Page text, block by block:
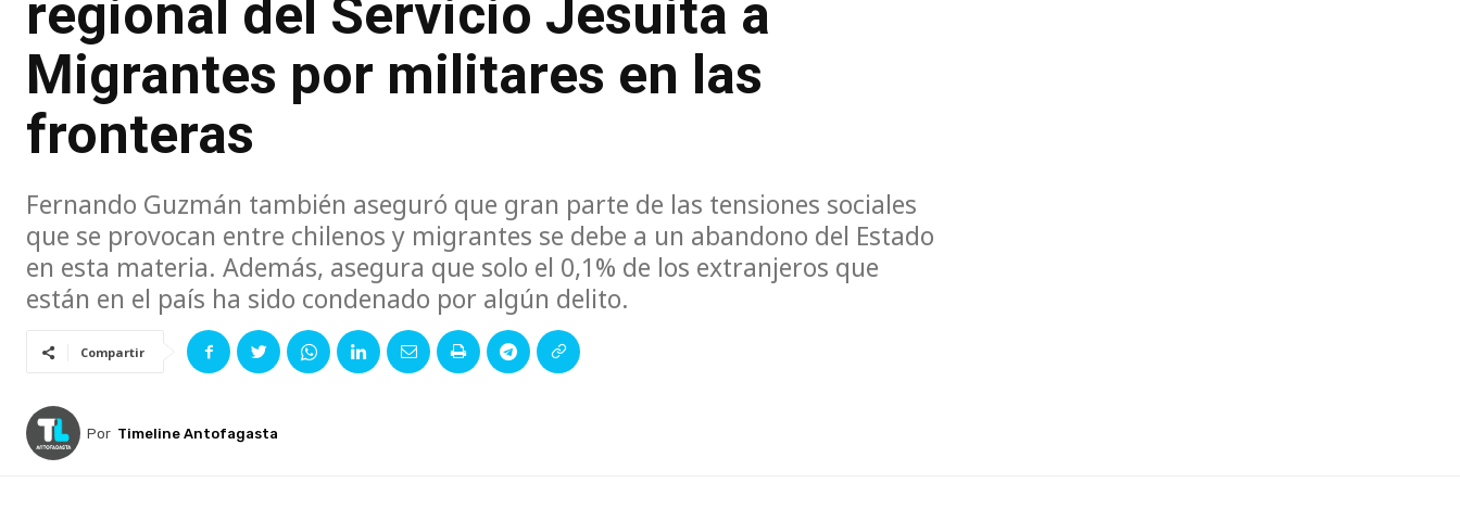
regional del Servicio Jesuita a
Migrantes por militares en las
fronteras
Fernando Guzmán también aseguró que gran parte de las tensiones sociales
que se provocan entre chilenos y migrantes se debe a un abandono del Estado
en esta materia. Además, asegura que solo el 0,1% de los extranjeros que
están en el país ha sido condenado por algún delito.
Compartir
Por Timeline Antofagasta